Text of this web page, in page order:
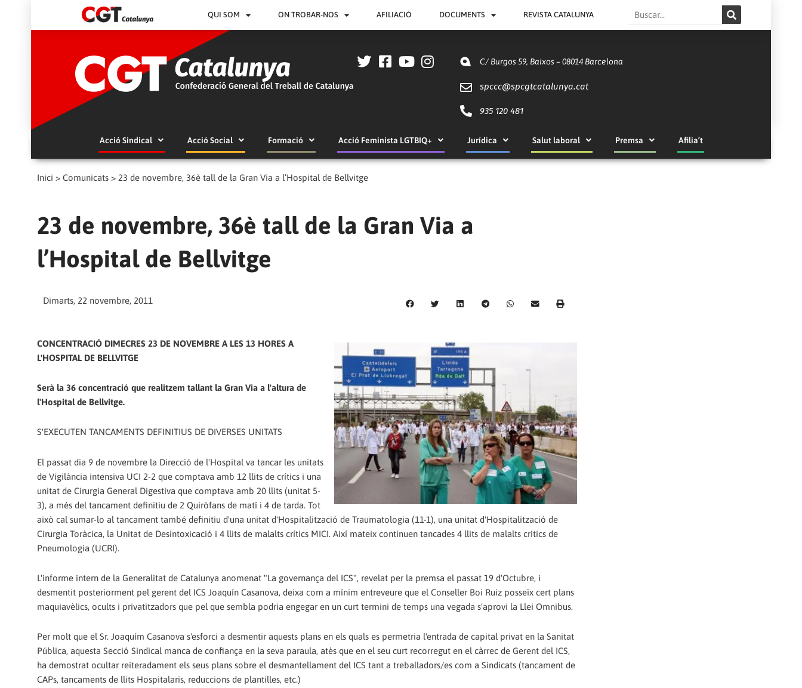
QUI SOM ON TROBAR-NOS AFILIACIÓ DOCUMENTS REVISTA CATALUNYA Search
C/ Burgos 59, Baixos – 08014 Barcelona
spccc@spcgtcatalunya.cat
935 120 481
Acció Sindical Acció Social Formació Acció Feminista LGTBIQ+ Jurídica Salut laboral Premsa Afilia’t
Inici > Comunicats > 23 de novembre, 36è tall de la Gran Via a l’Hospital de Bellvitge
23 de novembre, 36è tall de la Gran Via a
l’Hospital de Bellvitge
Dimarts, 22 novembre, 2011
CONCENTRACIÓ DIMECRES 23 DE NOVEMBRE A LES 13 HORES A
L'HOSPITAL DE BELLVITGE
Serà la 36 concentració que realitzem tallant la Gran Via a l'altura de
l'Hospital de Bellvitge.
S'EXECUTEN TANCAMENTS DEFINITIUS DE DIVERSES UNITATS
El passat dia 9 de novembre la Direcció de l'Hospital va tancar les unitats
de Vigilància intensiva UCI 2-2 que comptava amb 12 llits de crítics i una
unitat de Cirurgia General Digestiva que comptava amb 20 llits (unitat 5-
3), a més del tancament definitiu de 2 Quiròfans de matí i 4 de tarda. Tot
això cal sumar-lo al tancament també definitiu d'una unitat d'Hospitalització de Traumatologia (11-1), una unitat d'Hospitalització de
Cirurgia Toràcica, la Unitat de Desintoxicació i 4 llits de malalts crítics MICI. Així mateix continuen tancades 4 llits de malalts crítics de
Pneumologia (UCRI).
L'informe intern de la Generalitat de Catalunya anomenat "La governança del ICS", revelat per la premsa el passat 19 d'Octubre, i
desmentit posteriorment pel gerent del ICS Joaquín Casanova, deixa com a mínim entreveure que el Conseller Boi Ruiz posseïx cert plans
maquiavèlics, ocults i privatitzadors que pel que sembla podria engegar en un curt termini de temps una vegada s'aprovi la Llei Omnibus.
Per molt que el Sr. Joaquím Casanova s'esforci a desmentir aquests plans en els quals es permetria l'entrada de capital privat en la Sanitat
Pública, aquesta Secció Sindical manca de confiança en la seva paraula, atès que en el seu curt recorregut en el càrrec de Gerent del ICS,
ha demostrat ocultar reiteradament els seus plans sobre el desmantellament del ICS tant a treballadors/es com a Sindicats (tancament de
CAPs, tancaments de llits Hospitalaris, reduccions de plantilles, etc.)